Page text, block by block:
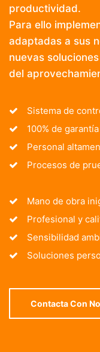
productividad.
Para ello
adaptadas a sus
nuevas
del
Sistema de
100% de
Personal
Procesos de
Mano de obra
Profesional y
Sensibilidad
Soluciones
Contacta Con